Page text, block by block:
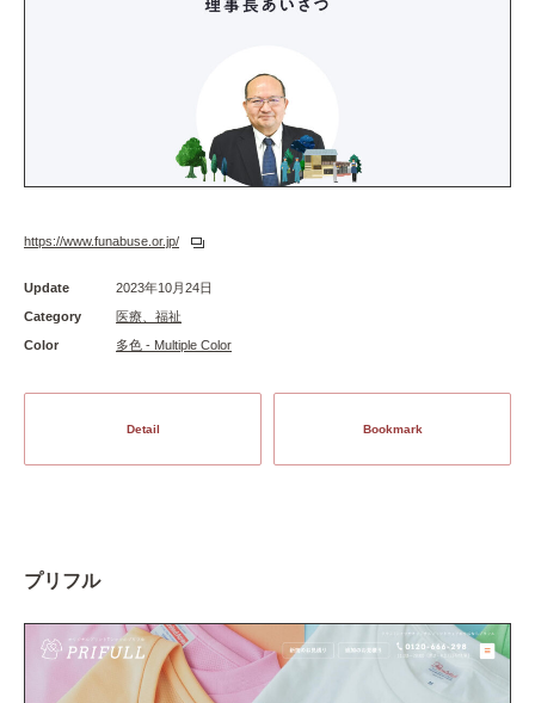
https://www.funabuse.or.jp/
Update
2023年10月24日
Category
医療、福祉
Color
多色 - Multiple Color
Detail Bookmark
プリフル